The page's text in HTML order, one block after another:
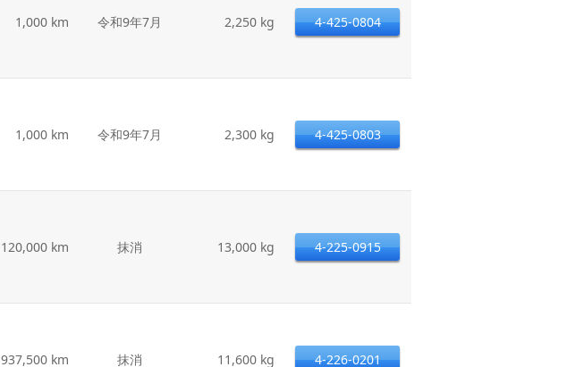
1,000 km 令和9年7月 2,250 kg 4-425-0804
1,000 km 令和9年7月 2,300 kg 4-425-0803
120,000 km 抹消 13,000 kg 4-225-0915
937,500 km 抹消 11,600 kg 4-226-0201